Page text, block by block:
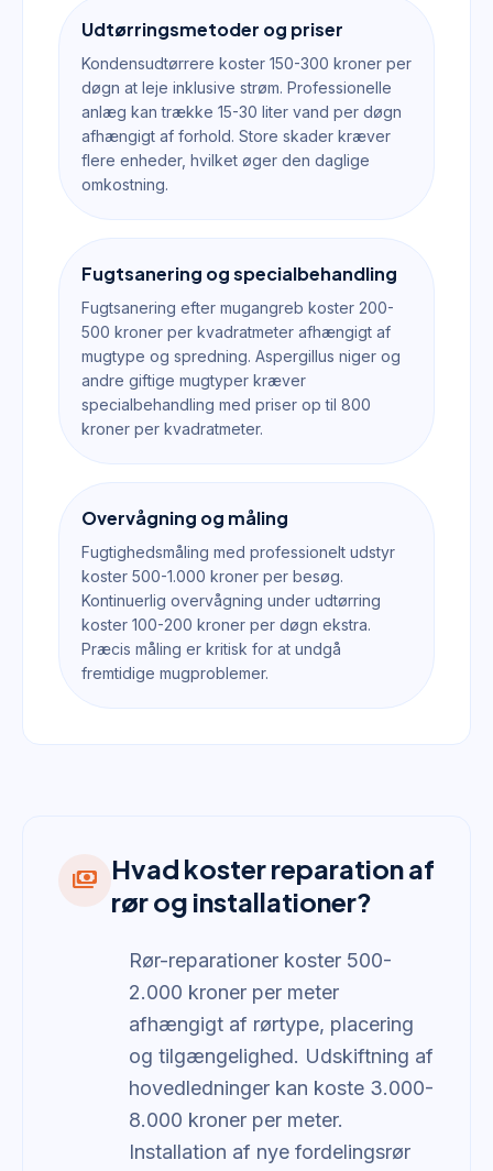
Udtørringsmetoder og priser
Kondensudtørrere koster 150-300 kroner per
døgn at leje inklusive strøm. Professionelle
anlæg kan trække 15-30 liter vand per døgn
afhængigt af forhold. Store skader kræver
flere enheder, hvilket øger den daglige
omkostning.
Fugtsanering og specialbehandling
Fugtsanering efter mugangreb koster 200-
500 kroner per kvadratmeter afhængigt af
mugtype og spredning. Aspergillus niger og
andre giftige mugtyper kræver
specialbehandling med priser op til 800
kroner per kvadratmeter.
Overvågning og måling
Fugtighedsmåling med professionelt udstyr
koster 500-1.000 kroner per besøg.
Kontinuerlig overvågning under udtørring
koster 100-200 kroner per døgn ekstra.
Præcis måling er kritisk for at undgå
fremtidige mugproblemer.
payments Hvad koster reparation af
rør og installationer?
Rør-reparationer koster 500-
2.000 kroner per meter
afhængigt af rørtype, placering
og tilgængelighed. Udskiftning af
hovedledninger kan koste 3.000-
8.000 kroner per meter.
Installation af nye fordelingsrør